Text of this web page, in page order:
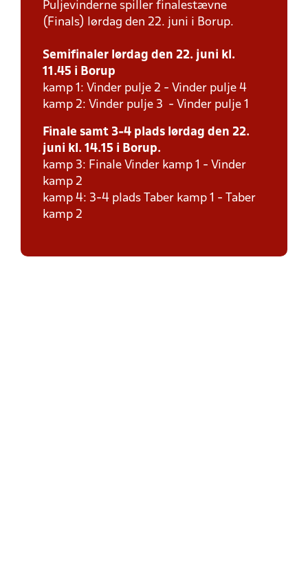
Puljevinderne spiller finalestævne
(Finals) lørdag den 22. juni i Borup.
Semifinaler lørdag den 22. juni kl.
11.45 i Borup
kamp 1: Vinder pulje 2 - Vinder pulje 4
kamp 2: Vinder pulje 3 - Vinder pulje 1
Finale samt 3-4 plads lørdag den 22.
juni kl. 14.15 i Borup.
kamp 3: Finale Vinder kamp 1 - Vinder
kamp 2
kamp 4: 3-4 plads Taber kamp 1 - Taber
kamp 2